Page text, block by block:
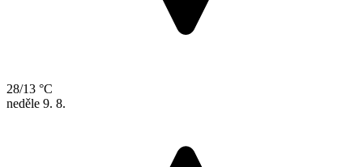
28/13 °C
neděle 9. 8.